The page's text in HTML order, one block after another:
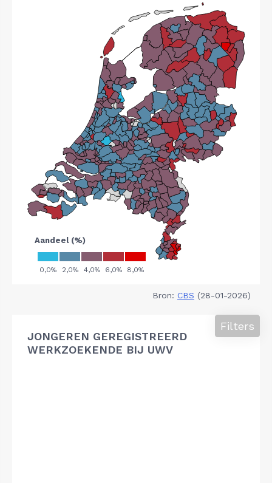
Bron: CBS (28-01-2026)
JONGEREN GEREGISTREERD
WERKZOEKENDE BIJ UWV
Filters